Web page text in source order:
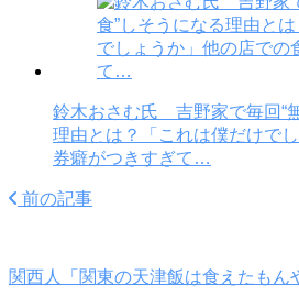
鈴木おさむ氏 吉野家で毎回“
理由とは？「これは僕だけで
券癖がつきすぎて…
前の記事
関西人「関東の天津飯は食えたもん